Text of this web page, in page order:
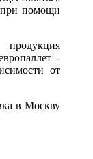
при помощи
-
от
в Москву